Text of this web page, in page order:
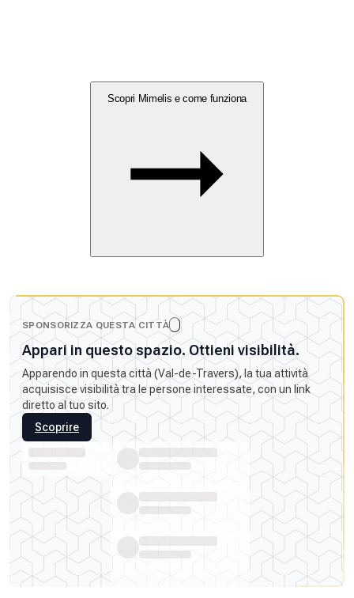
Scopri Mimelis e come funziona
SPONSORIZZA QUESTA CITTÀ
Appari in questo spazio. Ottieni visibilità.
Apparendo in questa città (Val-de-Travers), la tua attività
acquisisce visibilità tra le persone interessate, con un link
diretto al tuo sito.
Scoprire